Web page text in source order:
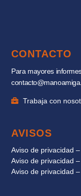
CONTACTO
Para mayores
Trabaja con
AVISOS
Aviso de privacidad
Aviso de privacidad
Aviso de privacidad